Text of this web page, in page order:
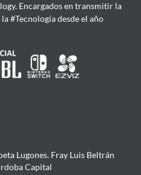
Encargados en transmitir la
#Tecnología desde el año
Lugones. Fray Luis Beltrán
Capital